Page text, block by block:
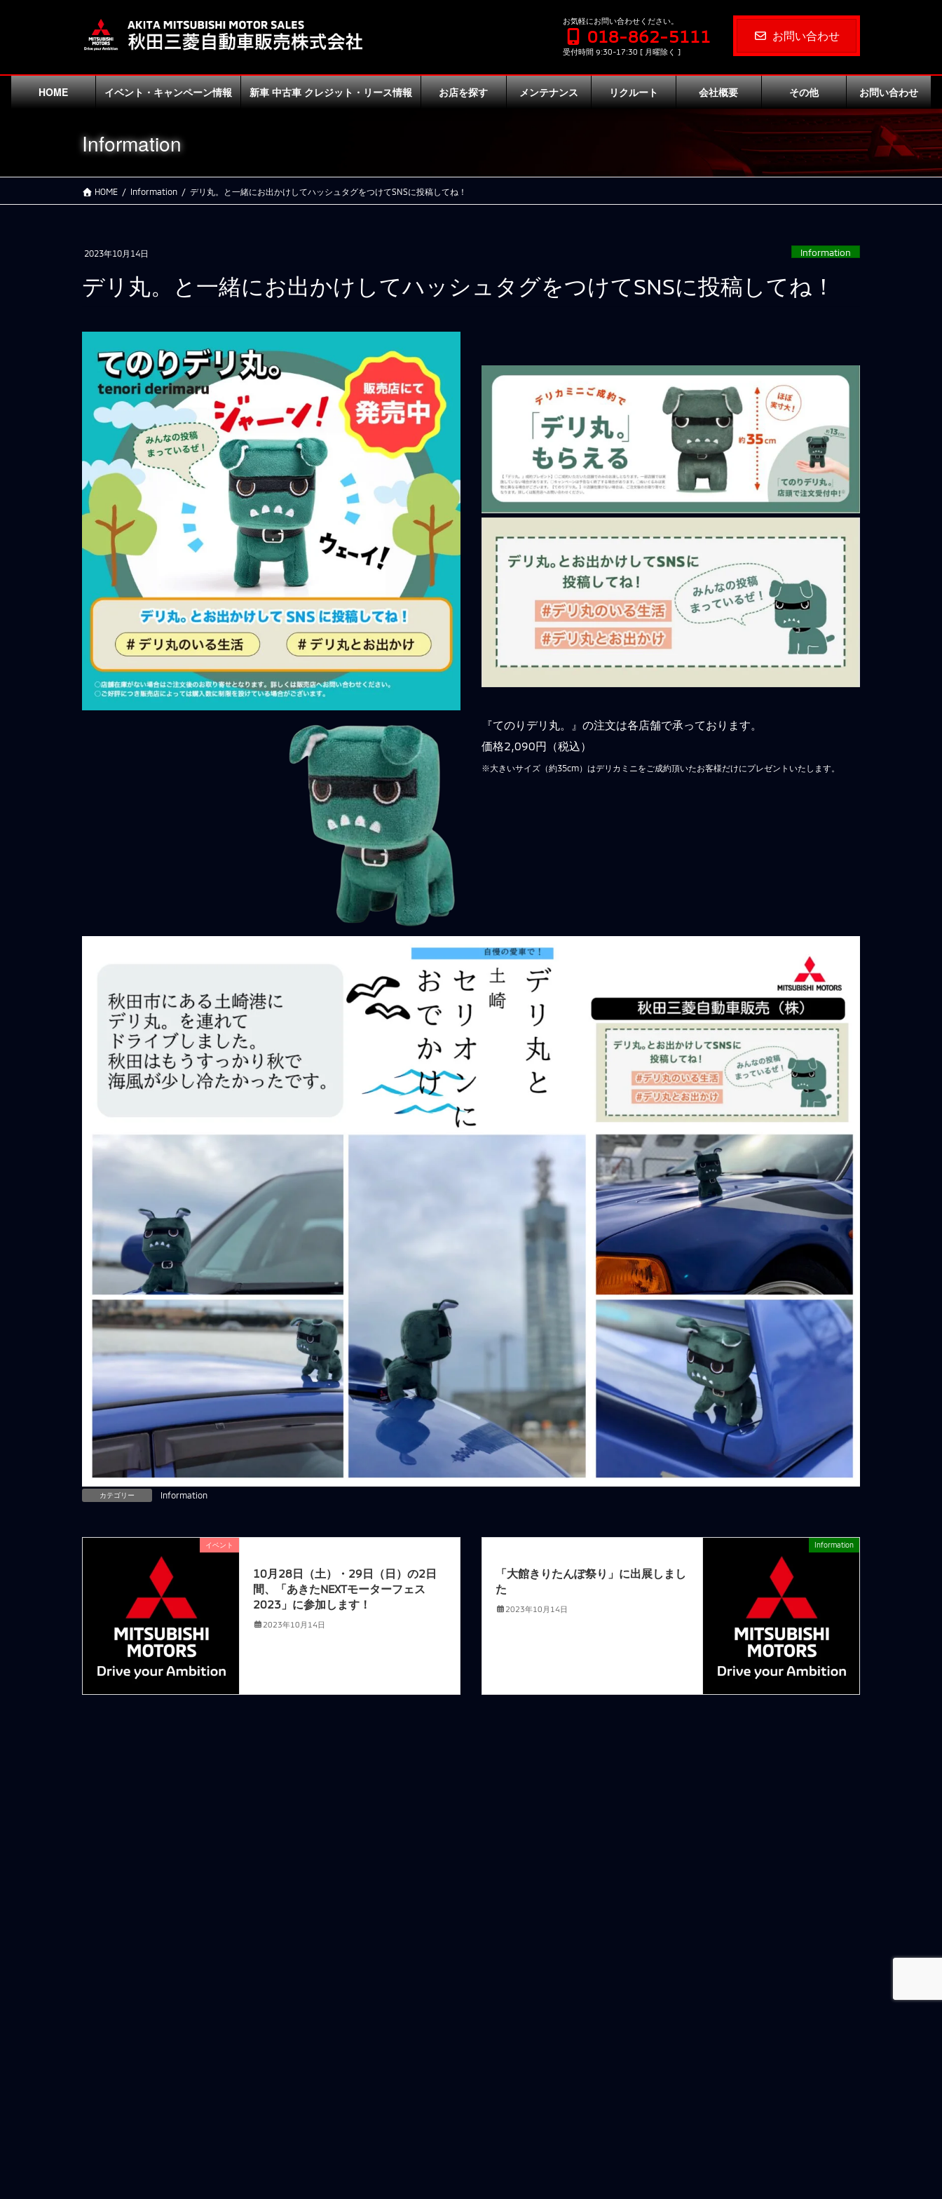
ツ
シ
お気軽にお問い合わせください。
018-862-5111
受付時間 9:30-17:30 [ 月曜除く ]
お問い合わせ
HOME イベント・キャンペーン情報 新車 中古車 クレジット・リース情報 お店を探す メンテナンス リクルート 会社概要 その他 お問い合わせ
Information
HOME Information デリ丸。と一緒にお出かけしてハッシュタグをつけてSNSに投稿してね！
2023年10月14日 Information
デリ丸。と一緒にお出かけしてハッシュタグをつけてSNSに投稿してね！
『てのりデリ丸。』の注文は各店舗で承っております。
価格2,090円（税込）
※大きいサイズ （約35cm） はデリカミニをご成約頂いたお客様だけにプレゼントいたします。
カテゴリー Information
イベント
10月28日（土）・29日（日）の2日
間、「あきたNEXTモーターフェス
2023」に参加します！
2023年10月14日
Information
「大館きりたんぽ祭り」に出展しまし
た
2023年10月14日